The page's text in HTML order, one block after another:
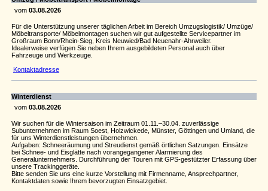
vom 03.08.2026
Für die Unterstützung unserer täglichen Arbeit im Bereich Umzugslogistik/ Umzüge/
Möbeltransporte/ Möbelmontagen suchen wir gut aufgestellte Servicepartner im
Großraum Bonn/Rhein-Sieg, Kreis Neuwied/Bad Neuenahr-Ahrweiler.
Idealerweise verfügen Sie neben Ihrem ausgebildeten Personal auch über
Fahrzeuge und Werkzeuge.
Kontaktadresse
Winterdienst
vom 03.08.2026
Wir suchen für die Wintersaison im Zeitraum 01.11.–30.04. zuverlässige
Subunternehmen im Raum Soest, Holzwickede, Münster, Göttingen und Umland, die
für uns Winterdienstleistungen übernehmen.
Aufgaben: Schneeräumung und Streudienst gemäß örtlichen Satzungen. Einsätze
bei Schnee- und Eisglätte nach vorangegangener Alarmierung des
Generalunternehmers. Durchführung der Touren mit GPS-gestützter Erfassung über
unsere Trackinggeräte.
Bitte senden Sie uns eine kurze Vorstellung mit Firmenname, Ansprechpartner,
Kontaktdaten sowie Ihrem bevorzugten Einsatzgebiet.